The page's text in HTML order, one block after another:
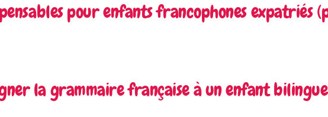
pour enfants francophones expatriés
la grammaire française à un enfant